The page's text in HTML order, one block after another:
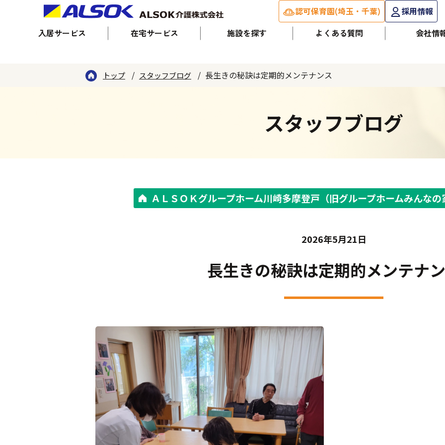
認可保育園(埼玉・千葉)
採用情報
入居サービス
在宅サービス 施設を探す よくある質問 会社情
トップ スタッフブログ 長生きの秘訣は定期的メンテナンス
スタッフブログ
ＡＬＳＯＫグループホーム川崎多摩登戸（旧グループホームみんな
2026年5月21日
長生きの秘訣は定期的メンテナ